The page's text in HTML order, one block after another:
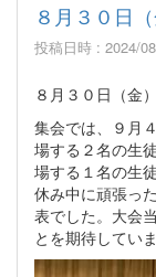
８月３０日
投稿日時 : 2024/
８月３０日（金
集会では、９月
場する２名の生
場する１名の生
休み中に頑張っ
表でした。大会
とを期待していま